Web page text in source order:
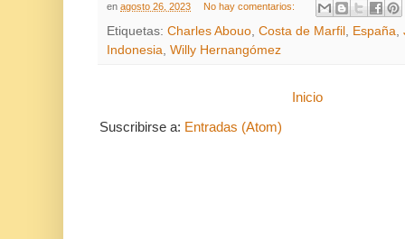
en agosto 26, 2023 No hay comentarios:
Etiquetas: Charles Abouo Costa de Marfil España
Indonesia Willy Hernangómez
Inicio
Suscribirse a: Entradas (Atom)